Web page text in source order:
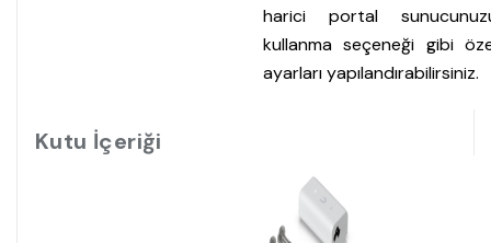
harici portal
kullanma seçeneği gibi
ayarları yapılandırabilirsiniz.
Kutu İçeriği